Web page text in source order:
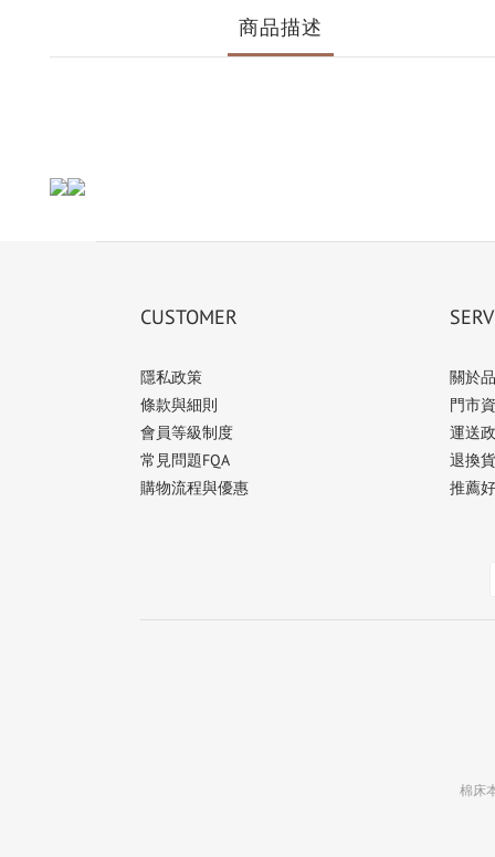
商品描述
CUSTOMER
隱私政策
條款與細則
會員等級制度
常見問題FQA
購物流程與優惠
關於
門市
運送
退換
推薦
棉床